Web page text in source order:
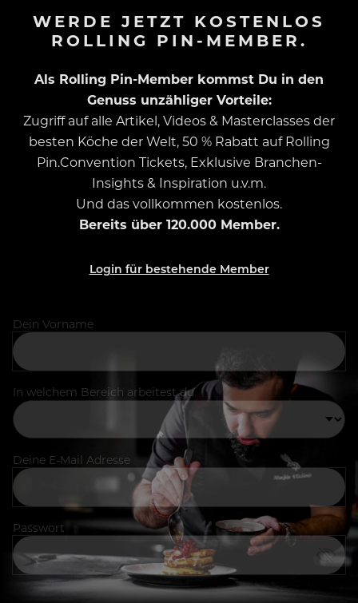
WERDE JETZT KOSTENLOS
ROLLING PIN-MEMBER.
Als Rolling Pin-Member kommst Du in den
Genuss unzähliger Vorteile:
Zugriff auf alle Artikel, Videos & Masterclasses der
besten Köche der Welt, 50 % Rabatt auf Rolling
Pin.Convention Tickets, Exklusive Branchen-
Insights & Inspiration u.v.m.
Und das vollkommen kostenlos.
Bereits über 120.000 Member.
Login für bestehende Member
Dein Vorname
In welchem Bereich arbeitest du
Deine E-Mail Adresse
Passwort